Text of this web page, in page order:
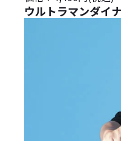
ウルトラマンダイ